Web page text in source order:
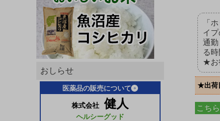
おしらせ
医薬品の販売について
株式会社 健人
ヘルシーグッド
「
イ
通
る
★お
★出荷
こち